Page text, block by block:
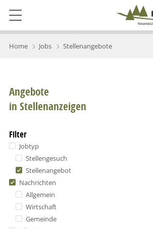
Home Jobs Stellenangebote
Angebote
in Stellenanzeigen
Filter
Jobtyp
Stellengesuch
Stellenangebot
Nachrichten
Allgemein
Wirtschaft
Gemeinde